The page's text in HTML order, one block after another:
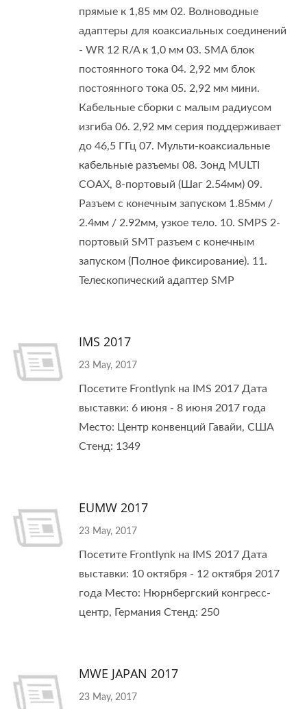
прямые к 1,85 мм 02. Волноводные
адаптеры для коаксиальных соединений
- WR 12 R/A к 1,0 мм 03. SMA блок
постоянного тока 04. 2,92 мм блок
постоянного тока 05. 2,92 мм мини.
Кабельные сборки с малым радиусом
изгиба 06. 2,92 мм серия поддерживает
до 46,5 ГГц 07. Мульти-коаксиальные
кабельные разъемы 08. Зонд MULTI
COAX, 8-портовый (Шаг 2.54мм) 09.
Разъем с конечным запуском 1.85мм /
2.4мм / 2.92мм, узкое тело. 10. SMPS 2-
портовый SMT разъем с конечным
запуском (Полное фиксирование). 11.
Телескопический адаптер SMP
IMS 2017
23 May, 2017
Посетите Frontlynk на IMS 2017 Дата
выставки: 6 июня - 8 июня 2017 года
Место: Центр конвенций Гавайи, США
Стенд: 1349
EUMW 2017
23 May, 2017
Посетите Frontlynk на IMS 2017 Дата
выставки: 10 октября - 12 октября 2017
года Место: Нюрнбергский конгресс-
центр, Германия Стенд: 250
MWE JAPAN 2017
23 May, 2017